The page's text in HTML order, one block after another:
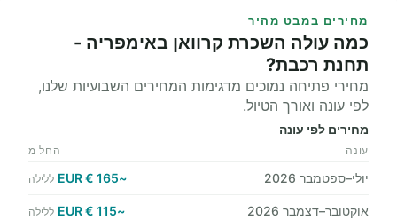
מחירים במבט מהיר
כמה עולה השכרת קרוואן באימפריה -
תחנת רכבת?
מחירי פתיחה נמוכים מדגימות המחירים השבועיות שלנו,
לפי עונה ואורך הטיול.
מחירים לפי עונה
עונה החל מ
יולי–ספטמבר 2026 ~165 € EUR ללילה
אוקטובר–דצמבר 2026 ~115 € EUR ללילה